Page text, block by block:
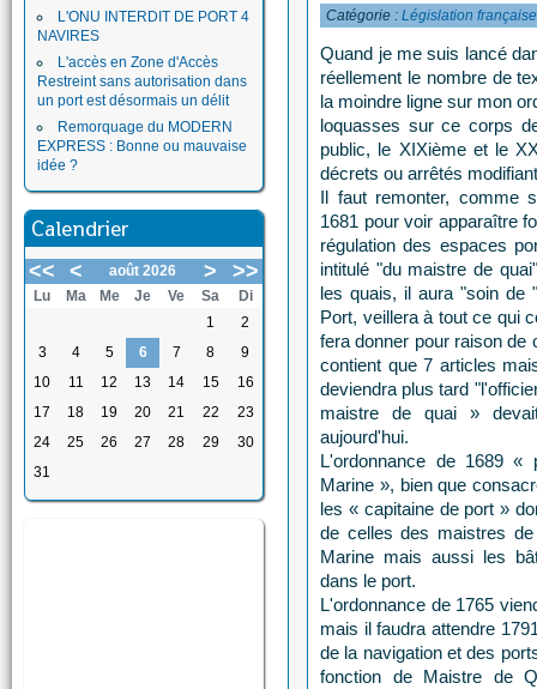
L'ONU INTERDIT DE PORT 4
NAVIRES
L'accès en Zone d'Accès
Restreint sans autorisation dans
un port est désormais un délit
Remorquage du MODERN
EXPRESS : Bonne ou mauvaise
idée ?
Calendrier
<< < août 2026 > >>
Lu Ma Me Je Ve Sa
Di
1
2
3
4 5 6 7 8
9
10
11 12 13 14 15
16
17
18 19 20 21 22
23
24
25 26 27 28 29
30
31
Catégorie :Législation française
Quand je me suis lancé
réellement le nombre de
la moindre ligne sur mon
loquasses sur ce corps
public, le XIXième et le
décrets ou arrêtés
Il faut remonter, comme
1681 pour voir apparaître
régulation des espaces
intitulé "du maistre de
les quais, il aura "soin de
Port, veillera à tout ce qui
fera donner pour raison de
contient que 7 articles
deviendra plus tard
maistre de quai »
aujourd'hui.
L'ordonnance de 1689
Marine », bien que
les « capitaine de port »
de celles des maistres
Marine mais aussi les
dans le port.
L'ordonnance de 1765
mais il faudra attendre
de la navigation et des
fonction de Maistre de